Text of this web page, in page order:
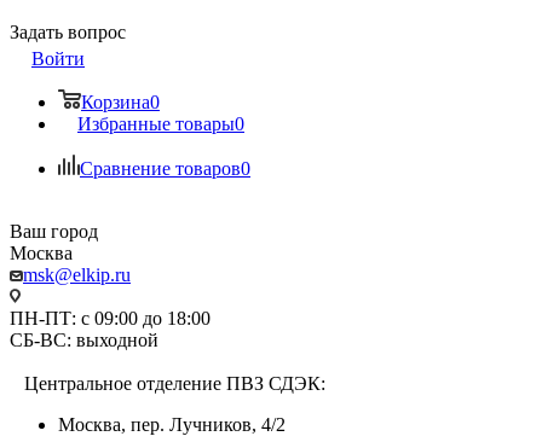
Задать вопрос
Войти
Корзина0
Избранные товары0
Сравнение товаров0
Ваш город
Москва
msk@elkip.ru
ПН-ПТ: с 09:00 до 18:00
СБ-ВС: выходной
Центральное отделение ПВЗ СДЭК:
Москва, пер. Лучников, 4/2